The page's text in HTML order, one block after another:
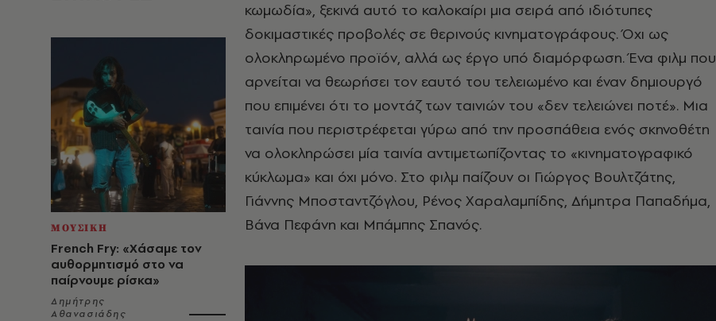
ΜΟΥΣΙΚΗ
French Fry: «Χάσαμε τον
αυθορμητισμό στο να
παίρνουμε ρίσκα»
Δημήτρης
Αθανασιάδης
κωμωδία», ξεκινά αυτό το καλοκαίρι μια σειρά από ιδιότυπες
δοκιμαστικές προβολές σε θερινούς κινηματογράφους. Όχι ως
ολοκληρωμένο προϊόν, αλλά ως έργο υπό διαμόρφωση. Ένα φιλμ που
αρνείται να θεωρήσει τον εαυτό του τελειωμένο και έναν δημιουργό
που επιμένει ότι το μοντάζ των ταινιών του «δεν τελειώνει ποτέ». Μια
ταινία που περιστρέφεται γύρω από την προσπάθεια ενός σκηνοθέτη
να ολοκληρώσει μία ταινία αντιμετωπίζοντας το «κινηματογραφικό
κύκλωμα» και όχι μόνο. Στο φιλμ παίζουν οι Γιώργος Βουλτζάτης,
Γιάννης Μποσταντζόγλου, Ρένος Χαραλαμπίδης, Δήμητρα Παπαδήμα,
Βάνα Πεφάνη και Μπάμπης Σπανός.